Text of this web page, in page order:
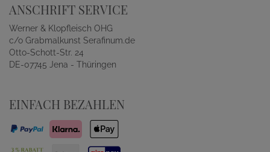
ANSCHRIFT SERVICE
Werner & Klopfleisch OHG
c/o Grabmalkunst Serafinum.de
Otto-Schott-Str. 24
DE-07745 Jena - Thüringen
EINFACH BEZAHLEN